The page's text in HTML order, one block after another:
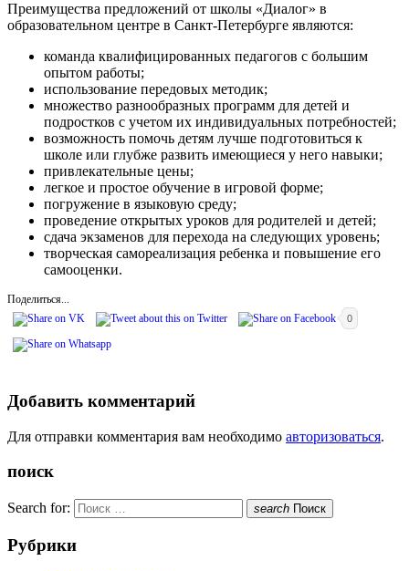
Преимущества предложений от школы «Диалог» в
образовательном центре в Санкт-Петербурге являются:
команда квалифицированных педагогов с большим
опытом работы;
использование передовых методик;
множество разнообразных программ для детей и
подростков с учетом их индивидуальных потребностей;
возможность помочь детям лучше подготовиться к
школе или глубже развить имеющиеся у него навыки;
привлекательные цены;
легкое и простое обучение в игровой форме;
погружение в языковую среду;
проведение открытых уроков для родителей и детей;
сдача экзаменов для перехода на следующих уровень;
творческая самореализация ребенка и повышение его
самооценки.
Поделиться...
0
Добавить комментарий
Для отправки комментария вам необходимо авторизоваться.
поиск
Search for: search Поиск
Рубрики